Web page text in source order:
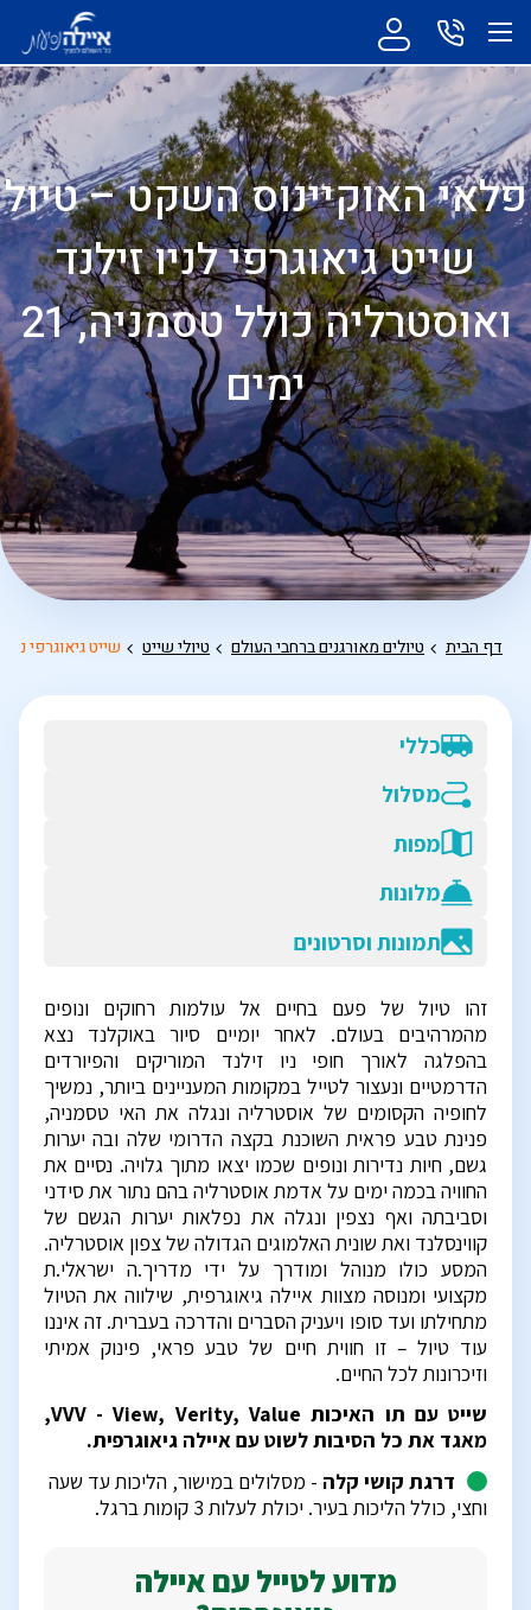
פלאי האוקיינוס השקט – טיול
שייט גיאוגרפי לניו זילנד
ואוסטרליה כולל טסמניה, 21
ימים
דף הבית טיולים מאורגנים ברחבי העולם טיולי שייט שייט גיאוגרפי